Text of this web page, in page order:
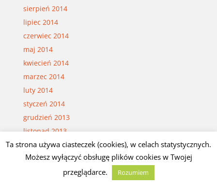
sierpień 2014
lipiec 2014
czerwiec 2014
maj 2014
kwiecień 2014
marzec 2014
luty 2014
styczeń 2014
grudzień 2013
listopad 2013
październik 2013
wrzesień 2013
sierpień 2013
Ta strona używa ciasteczek (cookies), w celach statystycznych.
Możesz wyłączyć obsługę plików cookies w Twojej
przeglądarce.
Rozumiem